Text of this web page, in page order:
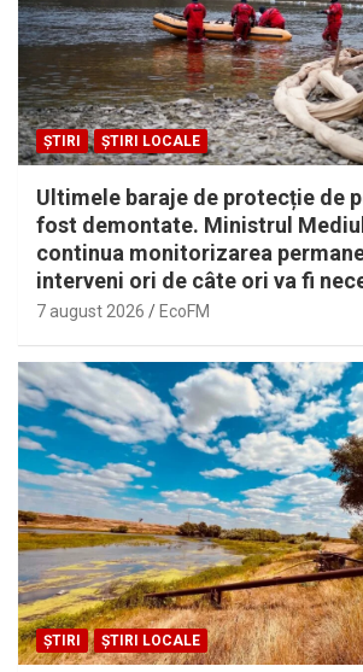
ȘTIRI ȘTIRI LOCALE
Ultimele baraje de protecție de
fost demontate. Ministrul
continua monitorizarea
interveni ori de câte ori va fi
7 august 2026 EcoFM
ȘTIRI ȘTIRI LOCALE